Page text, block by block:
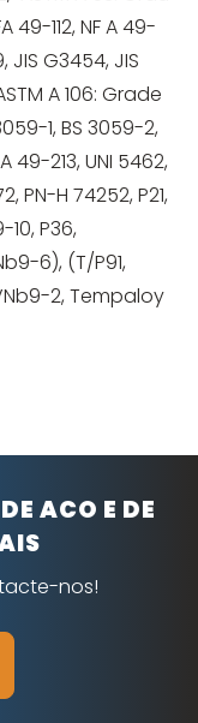
49-112, NF A 49-
JIS G3454, JIS
A 106: Grade
1, BS 3059-2,
49-213, UNI 5462,
PN-H 74252, P21,
10, P36,
6), (T/P91,
2, Tempaloy
ACO E DE
nos!